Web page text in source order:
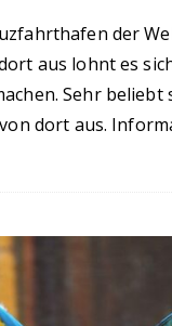
der
aus lohnt es
Sehr beliebt
dort aus.